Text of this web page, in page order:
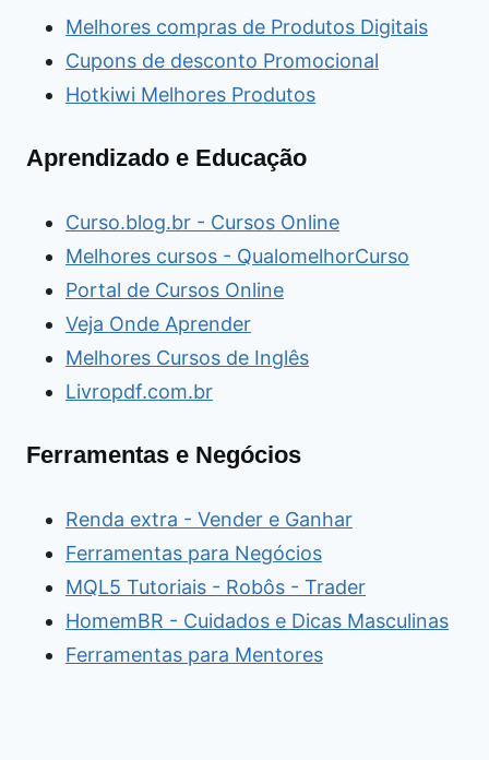
Melhores compras de Produtos Digitais
Cupons de desconto Promocional
Hotkiwi Melhores Produtos
Aprendizado e Educação
Curso.blog.br - Cursos Online
Melhores cursos - QualomelhorCurso
Portal de Cursos Online
Veja Onde Aprender
Melhores Cursos de Inglês
Livropdf.com.br
Ferramentas e Negócios
Renda extra - Vender e Ganhar
Ferramentas para Negócios
MQL5 Tutoriais - Robôs - Trader
HomemBR - Cuidados e Dicas Masculinas
Ferramentas para Mentores